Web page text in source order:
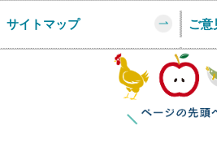
サイトマップ ご意